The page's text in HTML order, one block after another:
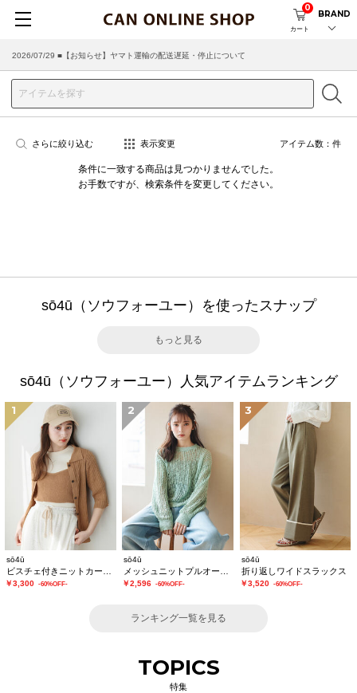
カート
0
BRAND
2026/07/29 ■【お知らせ】ヤマト運輸の配送遅延・停止について
さらに絞り込む 表示変更 アイテム数： 件
条件に一致する商品は見つかりませんでした。
お手数ですが、検索条件を変更してください。
sō4ū（ソウフォーユー）を使ったスナップ
もっと見る
sō4ū（ソウフォーユー）人気アイテムランキング
1
sō4ū
￥3,300 -60%OFF-
2
sō4ū
￥2,596 -60%OFF-
3
sō4ū
折り返しワイドスラックス
￥3,520 -60%OFF-
ランキング一覧を見る
TOPICS
特集